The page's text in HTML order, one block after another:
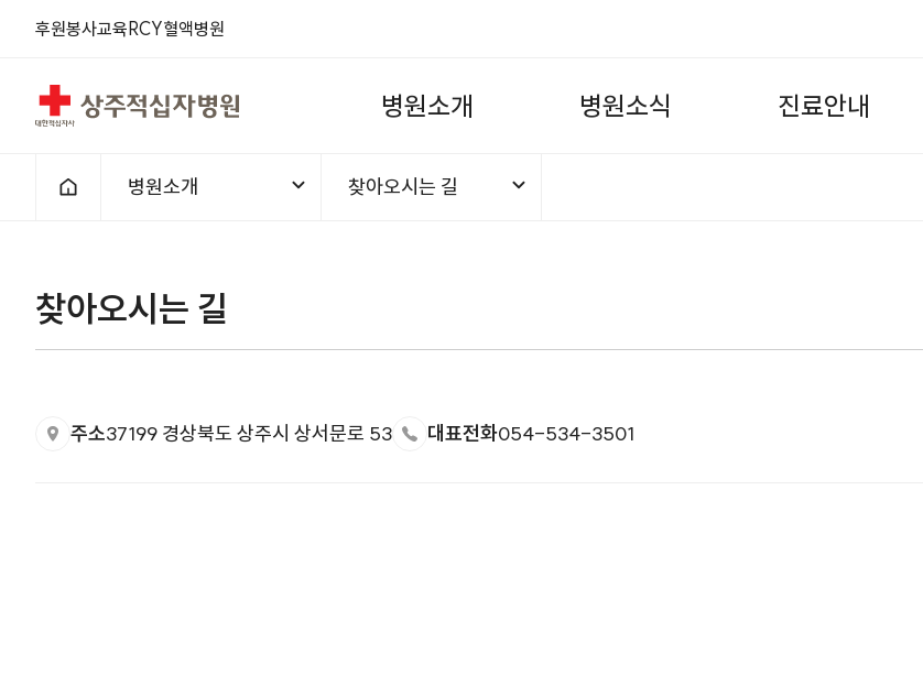
후원봉사교육 RCY혈액병원
상주적십자병원 병원소개 병원소식 진료안내
홈으로
병원소개 찾아오시는 길
찾아오시는 길
주소37199 경상북도 상주시 상서문로 53 대표전화054-534-3501